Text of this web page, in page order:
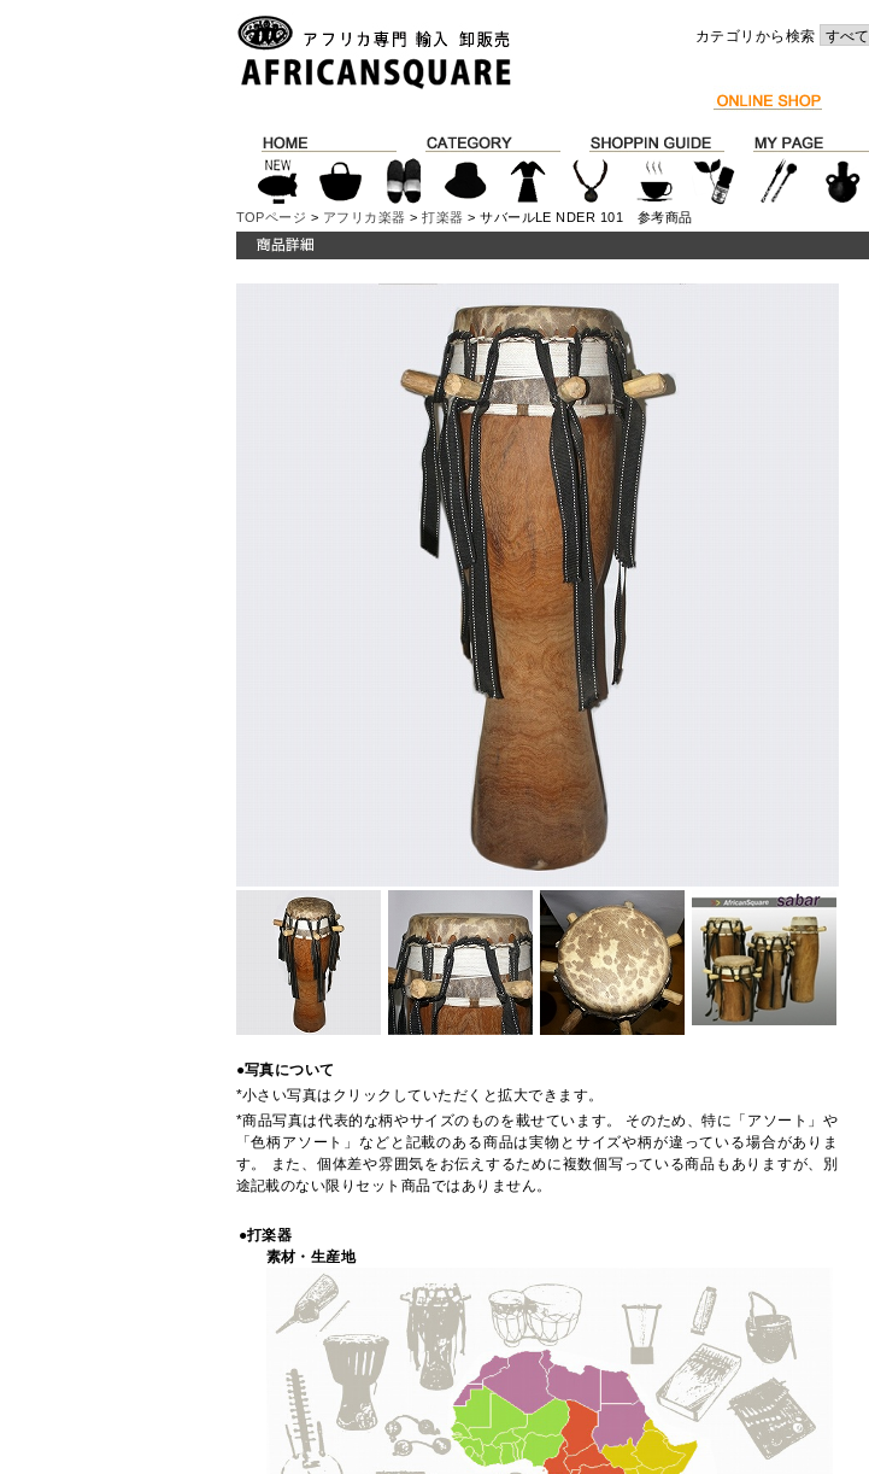
カテゴリから検索
TOPページ > アフリカ楽器 >打楽器 > サバールLE NDER 101 参考商品
●写真について
*小さい写真はクリックしていただくと拡大できます。
*商品写真は代表的な柄やサイズのものを載せています。 そのため、特に「アソート」や
「色柄アソート」などと記載のある商品は実物とサイズや柄が違っている場合がありま
す。 また、個体差や雰囲気をお伝えするために複数個写っている商品もありますが、別
途記載のない限りセット商品ではありません。
●打楽器
素材・生産地